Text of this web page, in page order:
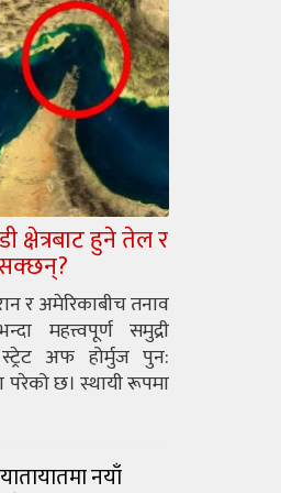
हुने तेल र
सक्छन्?
र अमेरिकाबीच तनाव
महत्त्वपूर्ण समुद्री
स्ट्रेट अफ होर्मुज पुन:
परेको छ। स्थायी रूपमा
नयाँ